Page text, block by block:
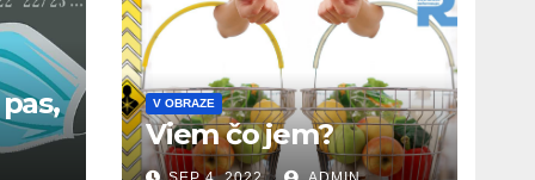
V OBRAZE
Viem čo jem?